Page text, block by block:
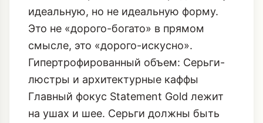
идеальную, но не идеальную форму.
Это не «дорого-богато» в прямом
смысле, это «дорого-искусно».
Гипертрофированный объем: Серьги-
люстры и архитектурные каффы
Главный фокус Statement Gold лежит
на ушах и шее. Серьги должны быть